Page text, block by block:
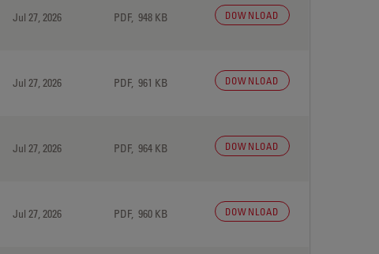
Jul 27, 2026 PDF, 948 KB DOWNLOAD
Jul 27, 2026 PDF, 961 KB DOWNLOAD
Jul 27, 2026 PDF, 964 KB DOWNLOAD
Jul 27, 2026 PDF, 960 KB DOWNLOAD